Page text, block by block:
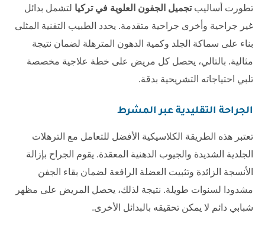
تطورت أساليبتجميل الجفون العلوية في تركيا لتشمل بدائل
غير جراحية وأخرى جراحية متقدمة. يحدد الطبيب التقنية المثلى
بناء على سماكة الجلد وكمية الدهون المترهلة لضمان نتيجة
مثالية. بالتالي، يحصل كل مريض على خطة علاجية مخصصة
تلبي احتياجاته التشريحية بدقة.
الجراحة التقليدية عبر المشرط
تعتبر هذه الطريقة الكلاسيكية الأفضل للتعامل مع الترهلات
الجلدية الشديدة والجيوب الدهنية المعقدة. يقوم الجراح بإزالة
الأنسجة الزائدة وتثبيت العضلة الرافعة لضمان بقاء الجفن
مشدودا لسنوات طويلة. نتيجة لذلك، يحصل المريض على مظهر
شبابي دائم لا يمكن تحقيقه بالبدائل الأخرى.